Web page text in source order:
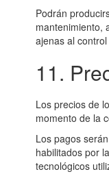
Podrán
mantenimiento,
ajenas al
11.
Los precios de
momento de la
Los pagos
habilitados por
tecnológicos